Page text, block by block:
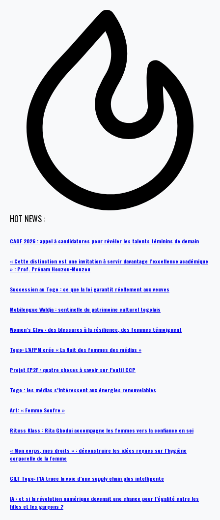
HOT NEWS :
CAOF 2026 : appel à candidatures pour révéler les talents féminins de demain
« Cette distinction est une invitation à servir davantage l’excellence académique
» : Prof. Prénam Houzou-Mouzou
Succession au Togo : ce que la loi garantit réellement aux veuves
Mobilengue Waldja : sentinelle du patrimoine culturel togolais
Women’s Glow : des blessures à la résilience, des femmes témoignent
Togo: L’AFPM crée « La Nuit des femmes des médias »
Projet EP2F : quatre choses à savoir sur l’outil CCP
Togo : les médias s’intéressent aux énergies renouvelables
Art: « Femme Soufre »
Rituss Klass : Rita Gbodui accompagne les femmes vers la confiance en soi
« Mon corps, mes droits » : déconstruire les idées reçues sur l’hygiène
corporelle de la femme
CILT Togo: l’IA trace la voie d’une supply chain plus intelligente
IA : et si la révolution numérique devenait une chance pour l’égalité entre les
filles et les garçons ?